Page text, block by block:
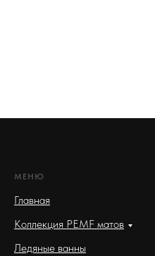
МЕНЮ
Главная
Коллекция PEMF матов
Ледяные ванны